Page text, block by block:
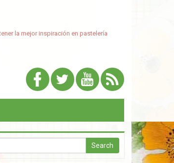
la mejor inspiración en pastelería